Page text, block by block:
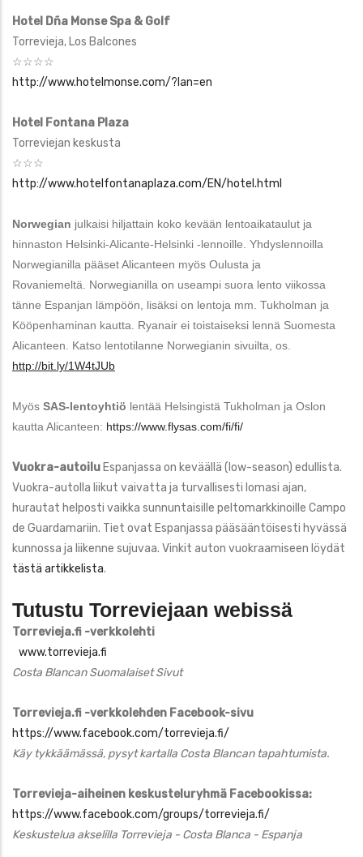
Hotel Dña Monse Spa & Golf
Torrevieja, Los Balcones
☆☆☆☆
http://www.hotelmonse.com/?lan=en
Hotel Fontana Plaza
Torreviejan keskusta
☆☆☆
http://www.hotelfontanaplaza.com/EN/hotel.html
Norwegian julkaisi hiljattain koko kevään lentoaikataulut ja
hinnaston Helsinki-Alicante-Helsinki -lennoille. Yhdyslennoilla
Norwegianilla pääset Alicanteen myös Oulusta ja
Rovaniemeltä. Norwegianilla on useampi suora lento viikossa
tänne Espanjan lämpöön, lisäksi on lentoja mm. Tukholman ja
Kööpenhaminan kautta. Ryanair ei toistaiseksi lennä Suomesta
Alicanteen. Katso lentotilanne Norwegianin sivuilta, os.
http://bit.ly/1W4tJUb
Myös SAS-lentoyhtiö lentää Helsingistä Tukholman ja Oslon
kautta Alicanteen: https://www.flysas.com/fi/fi/
Vuokra-autoilu Espanjassa on keväällä (low-season) edullista.
Vuokra-autolla liikut vaivatta ja turvallisesti lomasi ajan,
hurautat helposti vaikka sunnuntaisille peltomarkkinoille Campo
de Guardamariin. Tiet ovat Espanjassa pääsääntöisesti hyvässä
kunnossa ja liikenne sujuvaa. Vinkit auton vuokraamiseen löydät
tästä artikkelista.
Tutustu Torreviejaan webissä
Torrevieja.fi -verkkolehti
www.torrevieja.fi
Costa Blancan Suomalaiset Sivut
Torrevieja.fi -verkkolehden Facebook-sivu
https://www.facebook.com/torrevieja.fi/
Käy tykkäämässä, pysyt kartalla Costa Blancan tapahtumista.
Torrevieja-aiheinen keskusteluryhmä Facebookissa:
https://www.facebook.com/groups/torrevieja.fi/
Keskustelua akselilla Torrevieja - Costa Blanca - Espanja